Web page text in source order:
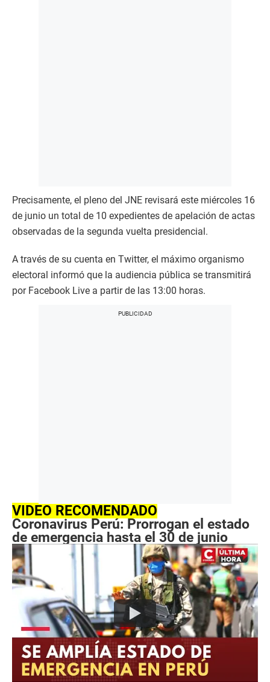
Precisamente, el pleno del JNE revisará este miércoles 16
de junio un total de 10 expedientes de apelación de actas
observadas de la segunda vuelta presidencial.
A través de su cuenta en Twitter, el máximo organismo
electoral informó que la audiencia pública se transmitirá
por Facebook Live a partir de las 13:00 horas.
VIDEO RECOMENDADO
Coronavirus Perú: Prorrogan el estado
de emergencia hasta el 30 de junio